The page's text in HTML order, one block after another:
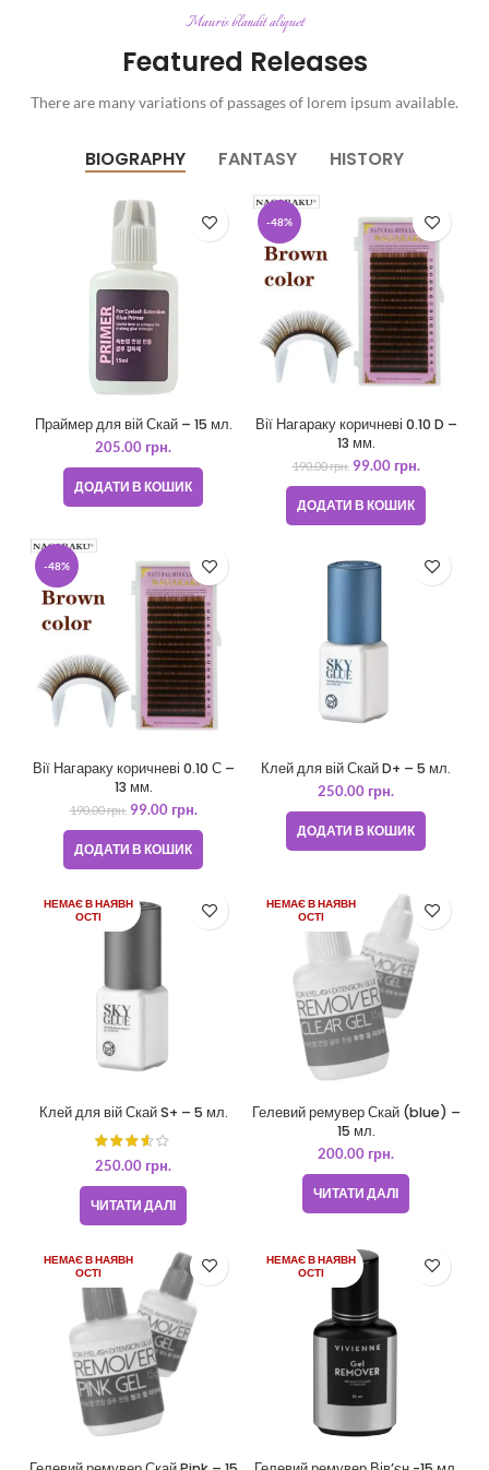
Mauris blandit aliquet
Featured Releases
There are many variations of passages of lorem ipsum available.
BIOGRAPHY FANTASY HISTORY
Праймер для вій Скай – 15 мл.
205.00 грн.
ДОДАТИ В КОШИК
-48%
Вії Нагараку коричневі 0.10 D –
13 мм.
190.00грн. 99.00 грн.
ДОДАТИ В КОШИК
-48%
Вії Нагараку коричневі 0.10 С –
13 мм.
190.00грн. 99.00 грн.
ДОДАТИ В КОШИК
Клей для вій Скай D+ – 5 мл.
250.00 грн.
ДОДАТИ В КОШИК
НЕМАЄ В НАЯВН
ОСТІ
Клей для вій Скай S+ – 5 мл.
250.00 грн.
ЧИТАТИ ДАЛІ
НЕМАЄ В НАЯВН
ОСТІ
Гелевий ремувер Скай (blue) –
15 мл.
200.00 грн.
ЧИТАТИ ДАЛІ
НЕМАЄ В НАЯВН
ОСТІ
НЕМАЄ В НАЯВН
ОСТІ